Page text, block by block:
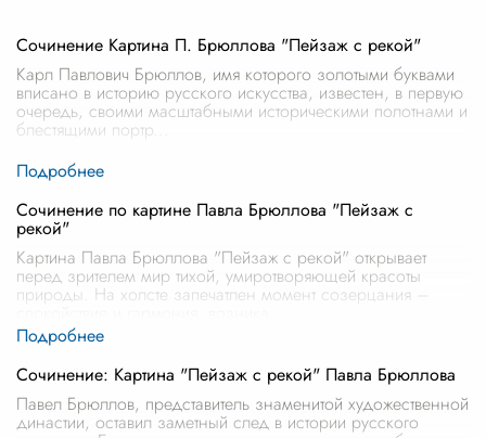
Сочинение Картина П. Брюллова "Пейзаж с рекой"
Карл Павлович Брюллов, имя которого золотыми буквами
вписано в историю русского искусства, известен, в первую
очередь, своими масштабными историческими полотнами и
блестящими портр
Сочинение по картине Павла Брюллова "Пейзаж с
рекой"
Картина Павла Брюллова "Пейзаж с рекой" открывает
перед зрителем мир тихой, умиротворяющей красоты
природы. На холсте запечатлен момент созерцания –
Сочинение: Картина "Пейзаж с рекой" Павла Брюллова
Павел Брюллов, представитель знаменитой художественной
династии, оставил заметный след в истории русского